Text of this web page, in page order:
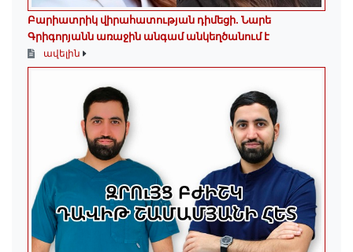
Բարիատրիկ վիրահատության դիմեցի. Նարե
Գրիգորյանն առաջին անգամ անկեղծանում է
ավելին